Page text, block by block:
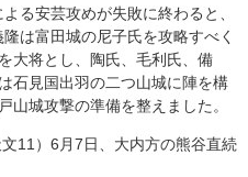
る安芸攻めが失敗に終わると、
は富田城の尼子氏を攻略すべく
大将とし、陶氏、毛利氏、備
石見国出羽の二つ山城に陣を構
山城攻撃の準備を整えました。
11）6月7日、大内方の熊谷直続